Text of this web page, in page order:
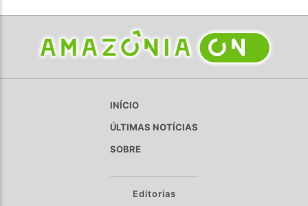
INÍCIO
ÚLTIMAS NOTÍCIAS
SOBRE
Editorias